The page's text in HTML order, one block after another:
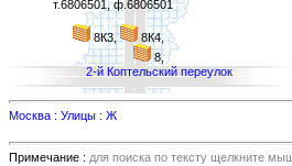
т.6806501, ф.6806501
8К3,
8К4,
8,
2-й Коптельский переулок
Москва : Улицы : Ж
Примечание : для поиска по тексту щелкните